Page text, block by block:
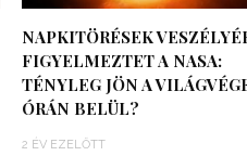
NAPKITÖRÉSEK
FIGYELMEZTET A NASA:
TÉNYLEG JÖN A
ÓRÁN BELÜL?
2 ÉV EZELŐTT